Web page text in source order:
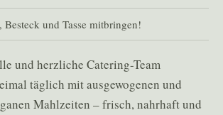
Besteck und Tasse mitbringen!
und herzliche Catering-Team
täglich mit ausgewogenen und
Mahlzeiten – frisch, nahrhaft und